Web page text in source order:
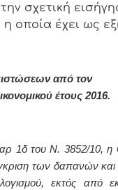
σχετική
οποία έχει ως
από τον
έτους 2016.
1δ του Ν. 3852/10, η
των δαπανών και
εκτός από